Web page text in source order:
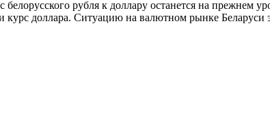
рубля к доллару останется на прежнем
доллара. Ситуацию на валютном рынке Беларуси